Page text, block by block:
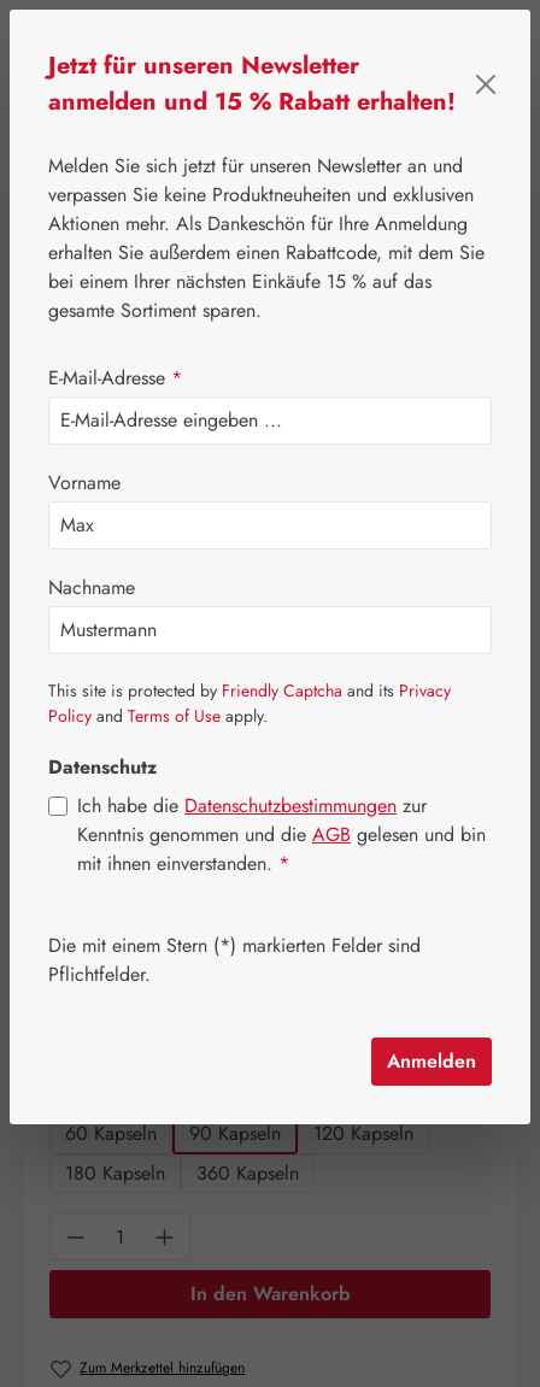
⌂ Gall Pharma Fit-Linie
Haar-Fit Kapseln
Bildergalerie überspringen
Preise inkl. MwSt. zzgl. Versandkosten
60 Kapseln 90 Kapseln
120 Kapseln
180 Kapseln
360 Kapseln
Produkt Anzahl: Gib den gewünschten
In den Warenkorb
Zum Merkzettel hinzufügen
Jetzt für unseren Newsletter
anmelden und 15 % Rabatt erhalten!
Melden Sie sich jetzt für unseren Newsletter an und
verpassen Sie keine Produktneuheiten und exklusiven
Aktionen mehr. Als Dankeschön für Ihre Anmeldung
erhalten Sie außerdem einen Rabattcode, mit dem Sie
bei einem Ihrer nächsten Einkäufe 15 % auf das
gesamte Sortiment sparen.
E-Mail-Adresse *
Vorname
Nachname
This site is protected by Friendly Captcha and its Privacy
Policy and Terms of Use apply.
Datenschutz
Ich habe die Datenschutzbestimmungen zur
Kenntnis genommen und die AGB gelesen und bin
mit ihnen einverstanden. *
Die mit einem Stern (*) markierten Felder sind
Pflichtfelder.
Anmelden